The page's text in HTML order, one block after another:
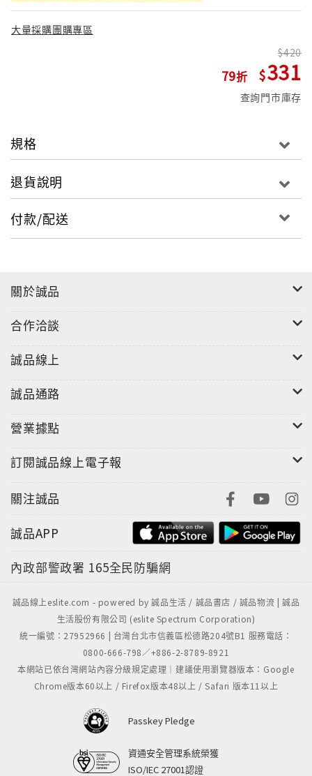
大量採購團購專區
79
420
331
查詢門市庫存
規格
退貨說明
付款/配送
關於誠品
合作洽談
誠品線上
誠品通路
營業據點
訂閱誠品線上電子報
關注誠品
誠品APP
內政部警政署 165全民防騙網
誠品線上eslite.com - powered by 誠品生活 / 誠品書店 / 誠品物流 | 誠品
生活股份有限公司 (eslite Spectrum Corporation)
統一編號：27952966 | 台灣台北市信義區松德路204號B1 服務電話：
0800-666-798／+886-2-8789-8921
本網站已依台灣網站內容分級規定處理｜建議使用瀏覽器版本：Google
Chrome版本60以上 / Firefox版本48以上 / Safari 版本11以上
Passkey Pledge
資通安全管理系統榮獲
ISO/IEC 27001認證